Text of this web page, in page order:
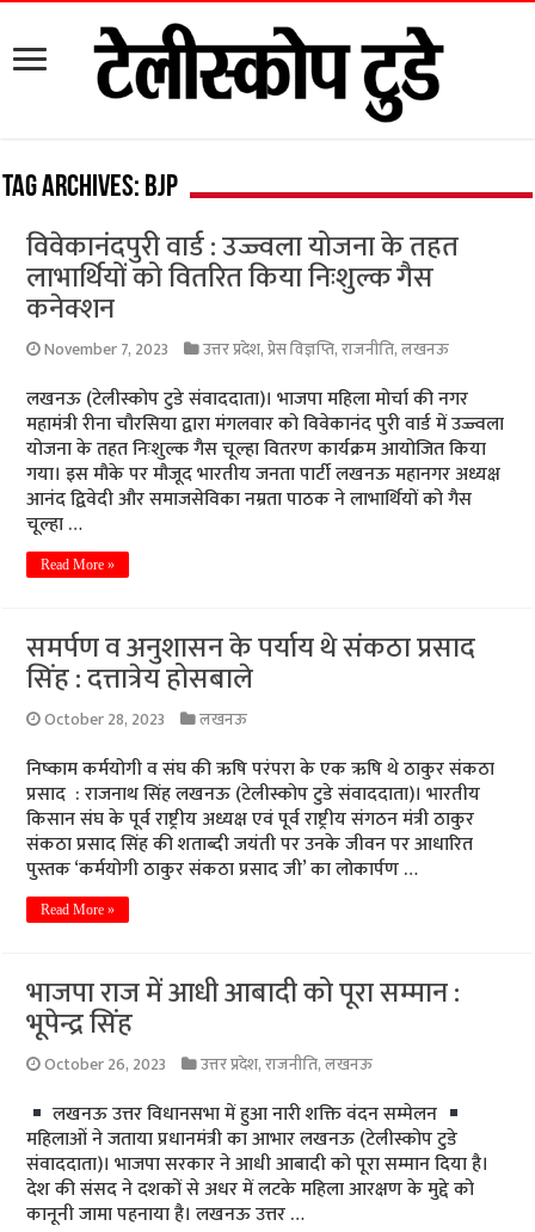
Tag Archives: bjp
विवेकानंदपुरी वार्ड : उज्ज्वला योजना के तहत
लाभार्थियों को वितरित किया निःशुल्क गैस
कनेक्शन
November 7, 2023 उत्तर प्रदेश,प्रेस विज्ञप्ति,राजनीति,लखनऊ
लखनऊ (टेलीस्कोप टुडे संवाददाता)। भाजपा महिला मोर्चा की नगर
महामंत्री रीना चौरसिया द्वारा मंगलवार को विवेकानंद पुरी वार्ड में उज्ज्वला
योजना के तहत निःशुल्क गैस चूल्हा वितरण कार्यक्रम आयोजित किया
गया। इस मौके पर मौजूद भारतीय जनता पार्टी लखनऊ महानगर अध्यक्ष
आनंद द्विवेदी और समाजसेविका नम्रता पाठक ने लाभार्थियों को गैस
चूल्हा …
Read More »
समर्पण व अनुशासन के पर्याय थे संकठा प्रसाद
सिंह : दत्तात्रेय होसबाले
October 28, 2023 लखनऊ
निष्काम कर्मयोगी व संघ की ऋषि परंपरा के एक ऋषि थे ठाकुर संकठा
प्रसाद : राजनाथ सिंह लखनऊ (टेलीस्कोप टुडे संवाददाता)। भारतीय
किसान संघ के पूर्व राष्ट्रीय अध्यक्ष एवं पूर्व राष्ट्रीय संगठन मंत्री ठाकुर
संकठा प्रसाद सिंह की शताब्दी जयंती पर उनके जीवन पर आधारित
पुस्तक ‘कर्मयोगी ठाकुर संकठा प्रसाद जी’ का लोकार्पण …
Read More »
भाजपा राज में आधी आबादी को पूरा सम्मान :
भूपेन्द्र सिंह
October 26, 2023 उत्तर प्रदेश,राजनीति,लखनऊ
लखनऊ उत्तर विधानसभा में हुआ नारी शक्ति वंदन सम्मेलन
महिलाओं ने जताया प्रधानमंत्री का आभार लखनऊ (टेलीस्कोप टुडे
संवाददाता)। भाजपा सरकार ने आधी आबादी को पूरा सम्मान दिया है।
देश की संसद ने दशकों से अधर में लटके महिला आरक्षण के मुद्दे को
कानूनी जामा पहनाया है। लखनऊ उत्तर …